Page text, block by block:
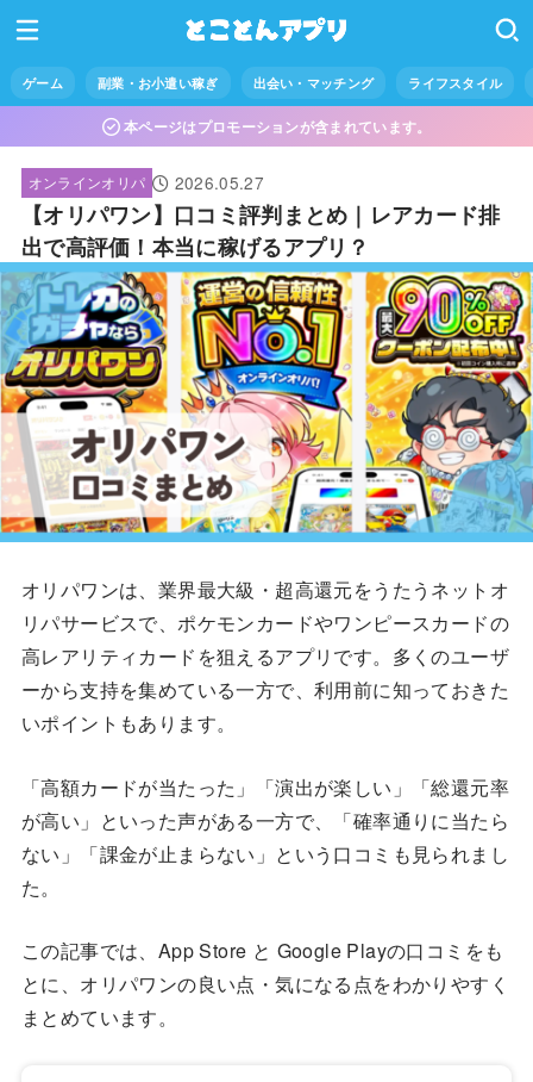
ゲーム 副業・お小遣い稼ぎ 出会い・マッチング ライフスタイル
本ページはプロモーションが含まれています。
オンラインオリパ 2026.05.27
【オリパワン】口コミ評判まとめ｜レアカード排
出で高評価！本当に稼げるアプリ？
オリパワンは、業界最大級・超高還元をうたうネットオ
リパサービスで、ポケモンカードやワンピースカードの
高レアリティカードを狙えるアプリです。多くのユーザ
ーから支持を集めている一方で、利用前に知っておきた
いポイントもあります。
「高額カードが当たった」「演出が楽しい」「総還元率
が高い」といった声がある一方で、「確率通りに当たら
ない」「課金が止まらない」という口コミも見られまし
た。
この記事では、App Store と Google Playの口コミをも
とに、オリパワンの良い点・気になる点をわかりやすく
まとめています。